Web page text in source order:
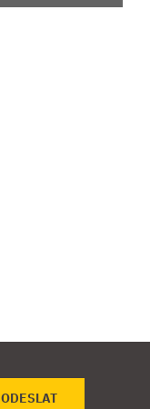
ODESLAT